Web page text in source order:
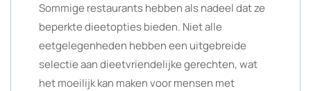
Sommige restaurants hebben als nadeel dat ze
beperkte dieetopties bieden. Niet alle
eetgelegenheden hebben een uitgebreide
selectie aan dieetvriendelijke gerechten, wat
het moeilijk kan maken voor mensen met